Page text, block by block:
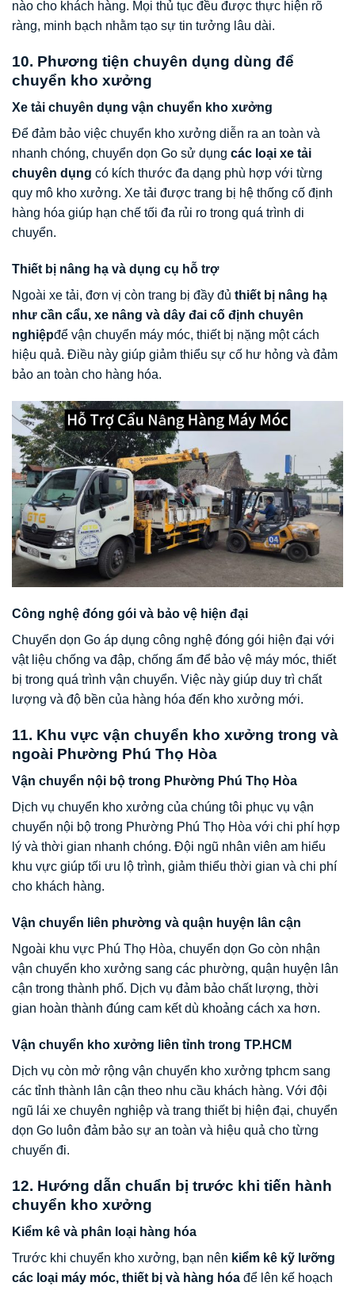
nào cho khách hàng. Mọi thủ tục đều được thực hiện rõ
ràng, minh bạch nhằm tạo sự tin tưởng lâu dài.
10. Phương tiện chuyên dụng dùng để
chuyển kho xưởng
Xe tải chuyên dụng vận chuyển kho xưởng
Để đảm bảo việc chuyển kho xưởng diễn ra an toàn và
nhanh chóng, chuyển dọn Go sử dụng các loại xe tải
chuyên dụng có kích thước đa dạng phù hợp với từng
quy mô kho xưởng. Xe tải được trang bị hệ thống cố định
hàng hóa giúp hạn chế tối đa rủi ro trong quá trình di
chuyển.
Thiết bị nâng hạ và dụng cụ hỗ trợ
Ngoài xe tải, đơn vị còn trang bị đầy đủ thiết bị nâng hạ
như cần cẩu, xe nâng và dây đai cố định chuyên
nghiệpđể vận chuyển máy móc, thiết bị nặng một cách
hiệu quả. Điều này giúp giảm thiểu sự cố hư hỏng và đảm
bảo an toàn cho hàng hóa.
Công nghệ đóng gói và bảo vệ hiện đại
Chuyển dọn Go áp dụng công nghệ đóng gói hiện đại với
vật liệu chống va đập, chống ẩm để bảo vệ máy móc, thiết
bị trong quá trình vận chuyển. Việc này giúp duy trì chất
lượng và độ bền của hàng hóa đến kho xưởng mới.
11. Khu vực vận chuyển kho xưởng trong và
ngoài Phường Phú Thọ Hòa
Vận chuyển nội bộ trong Phường Phú Thọ Hòa
Dịch vụ chuyển kho xưởng của chúng tôi phục vụ vận
chuyển nội bộ trong Phường Phú Thọ Hòa với chi phí hợp
lý và thời gian nhanh chóng. Đội ngũ nhân viên am hiểu
khu vực giúp tối ưu lộ trình, giảm thiểu thời gian và chi phí
cho khách hàng.
Vận chuyển liên phường và quận huyện lân cận
Ngoài khu vực Phú Thọ Hòa, chuyển dọn Go còn nhận
vận chuyển kho xưởng sang các phường, quận huyện lân
cận trong thành phố. Dịch vụ đảm bảo chất lượng, thời
gian hoàn thành đúng cam kết dù khoảng cách xa hơn.
Vận chuyển kho xưởng liên tỉnh trong TP.HCM
Dịch vụ còn mở rộng vận chuyển kho xưởng tphcm sang
các tỉnh thành lân cận theo nhu cầu khách hàng. Với đội
ngũ lái xe chuyên nghiệp và trang thiết bị hiện đại, chuyển
dọn Go luôn đảm bảo sự an toàn và hiệu quả cho từng
chuyến đi.
12. Hướng dẫn chuẩn bị trước khi tiến hành
chuyển kho xưởng
Kiểm kê và phân loại hàng hóa
Trước khi chuyển kho xưởng, bạn nên kiểm kê kỹ lưỡng
các loại máy móc, thiết bị và hàng hóa để lên kế hoạch